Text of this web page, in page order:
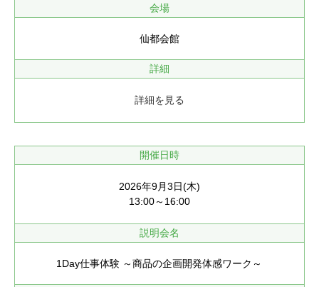
会場
仙都会館
詳細
詳細を見る
開催日時
2026年9月3日(木)
13:00～16:00
説明会名
1Day仕事体験 ～商品の企画開発体感ワーク～